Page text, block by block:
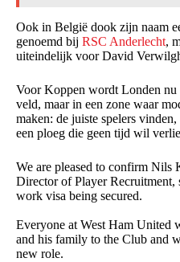
Ook in België dook zijn naam
genoemd bij RSC Anderlecht,
uiteindelijk voor David
Voor Koppen wordt Londen nu
veld, maar in een zone waar
maken: de juiste spelers
een ploeg die geen tijd wil
We are pleased to confirm Nils
Director of Player Recruitment,
work visa being secured.
Everyone at West Ham United
and his family to the Club and
new role.